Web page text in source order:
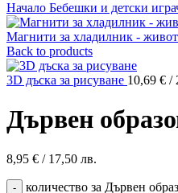
Начало Бебешки и детски
Магнити за хладилник -
Back to products
3D дъска за рисуване 10,69 € /
Дървен
8,95 € / 17,50 лв.
количество за Дървен